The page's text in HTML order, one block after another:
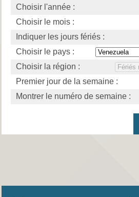
Choisir l'année :
Choisir le mois :
Indiquer les jours fériés :
Choisir le pays :
Choisir la région :
Premier jour de la semaine :
Montrer le numéro de semaine :